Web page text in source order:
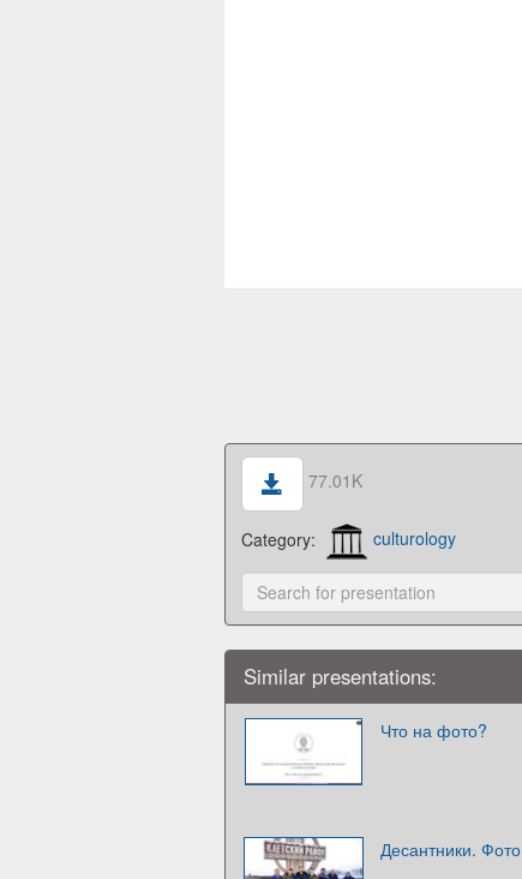
77.01K
Category: culturology
Similar presentations:
Что на фото?
Десантники. Фото